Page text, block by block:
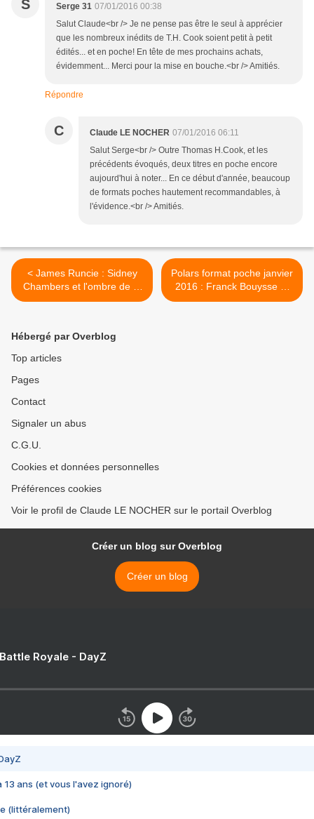
S Serge 31 07/01/2016 00:38
Salut Claude<br /> Je ne pense pas être le seul à apprécier
que les nombreux inédits de T.H. Cook soient petit à petit
édités... et en poche! En tête de mes prochains achats,
évidemment... Merci pour la mise en bouche.<br /> Amitiés.
Répondre
C Claude LE NOCHER 07/01/2016 06:11
Salut Serge<br /> Outre Thomas H.Cook, et les
précédents évoqués, deux titres en poche encore
aujourd'hui à noter... En ce début d'année, beaucoup
de formats poches hautement recommandables, à
l'évidence.<br /> Amitiés.
< James Runcie : Sidney
Chambers et l'ombre de la
mort (Actes Noirs, 2016)
Polars format poche janvier
2016 : Franck Bouysse et
James M.Cain >
Hébergé par Overblog
Top articles
Pages
Contact
Signaler un abus
C.G.U.
Cookies et données personnelles
Préférences cookies
Voir le profil de Claude LE NOCHER sur le portail Overblog
Créer un blog sur Overblog
Créer un blog
Royale - DayZ
13 ans (et vous l'avez ignoré)
(littéralement)